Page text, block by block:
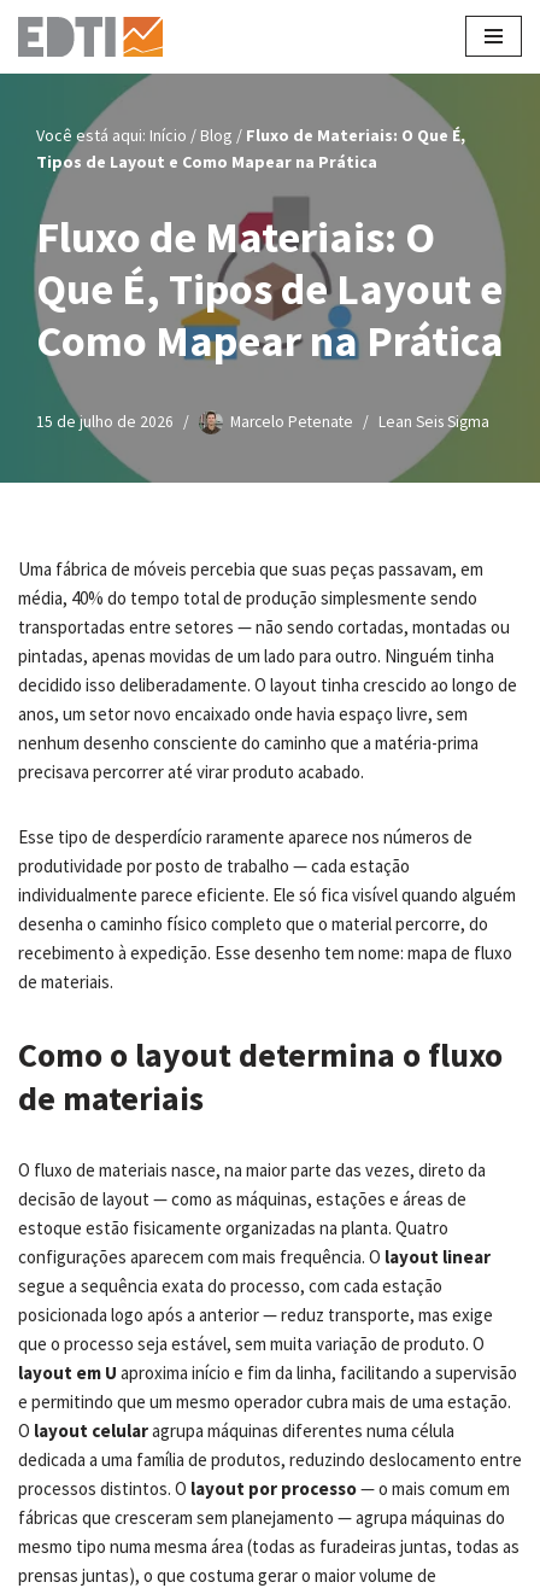
Pular
conteúdo
Você está aqui: Início / Blog / Fluxo de Materiais: O Que É,
Tipos de Layout e Como Mapear na Prática
Fluxo de Materiais: O
Que É, Tipos de Layout e
Como Mapear na Prática
15 de julho de 2026 Marcelo Petenate Lean Seis Sigma
Uma fábrica de móveis percebia que suas peças passavam, em
média, 40% do tempo total de produção simplesmente sendo
transportadas entre setores — não sendo cortadas, montadas ou
pintadas, apenas movidas de um lado para outro. Ninguém tinha
decidido isso deliberadamente. O layout tinha crescido ao longo de
anos, um setor novo encaixado onde havia espaço livre, sem
nenhum desenho consciente do caminho que a matéria-prima
precisava percorrer até virar produto acabado.
Esse tipo de desperdício raramente aparece nos números de
produtividade por posto de trabalho — cada estação
individualmente parece eficiente. Ele só fica visível quando alguém
desenha o caminho físico completo que o material percorre, do
recebimento à expedição. Esse desenho tem nome: mapa de fluxo
de materiais.
Como o layout determina o fluxo
de materiais
O fluxo de materiais nasce, na maior parte das vezes, direto da
decisão de layout — como as máquinas, estações e áreas de
estoque estão fisicamente organizadas na planta. Quatro
configurações aparecem com mais frequência. O layout linear
segue a sequência exata do processo, com cada estação
posicionada logo após a anterior — reduz transporte, mas exige
que o processo seja estável, sem muita variação de produto. O
layout em U aproxima início e fim da linha, facilitando a supervisão
e permitindo que um mesmo operador cubra mais de uma estação.
O layout celularagrupa máquinas diferentes numa célula
dedicada a uma família de produtos, reduzindo deslocamento entre
processos distintos. O layout por processo— o mais comum em
fábricas que cresceram sem planejamento — agrupa máquinas do
mesmo tipo numa mesma área (todas as furadeiras juntas, todas as
prensas juntas), o que costuma gerar o maior volume de